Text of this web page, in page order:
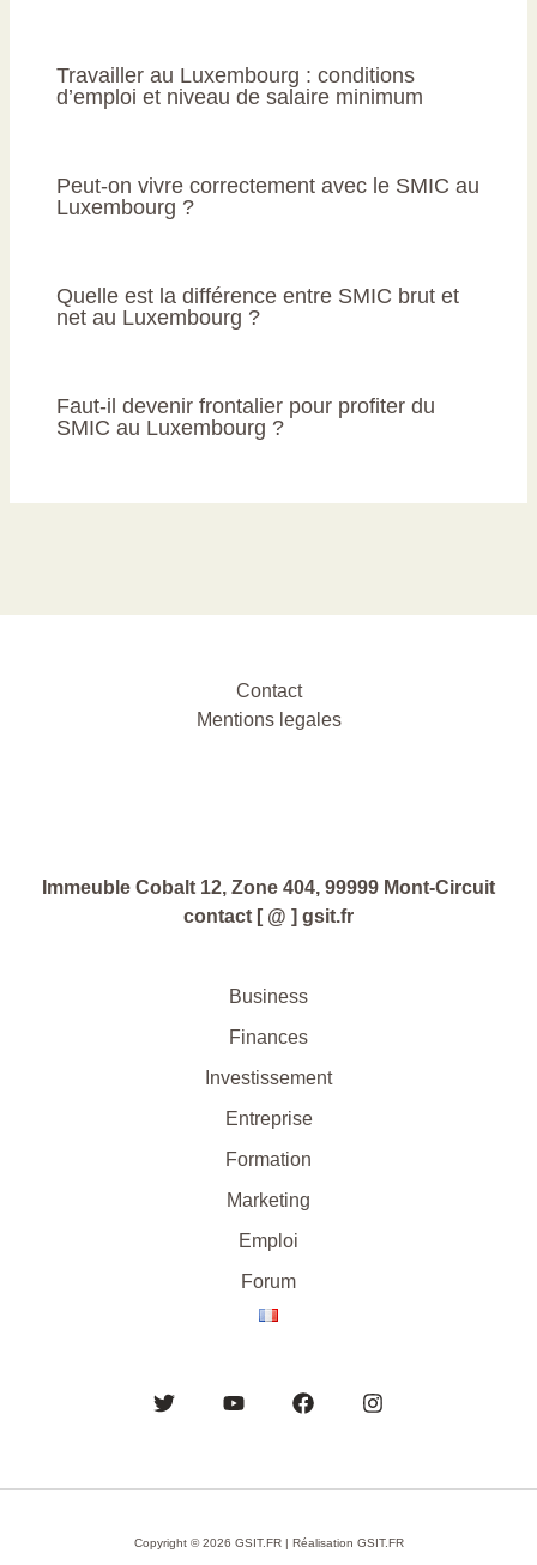
Travailler au Luxembourg : conditions
d’emploi et niveau de salaire minimum
Peut-on vivre correctement avec le SMIC au
Luxembourg ?
Quelle est la différence entre SMIC brut et
net au Luxembourg ?
Faut-il devenir frontalier pour profiter du
SMIC au Luxembourg ?
Contact
Mentions legales
Immeuble Cobalt 12, Zone 404, 99999 Mont-Circuit
contact [ @ ] gsit.fr
Business
Finances
Investissement
Entreprise
Formation
Marketing
Emploi
Forum
Copyright © 2026 GSIT.FR | Réalisation GSIT.FR